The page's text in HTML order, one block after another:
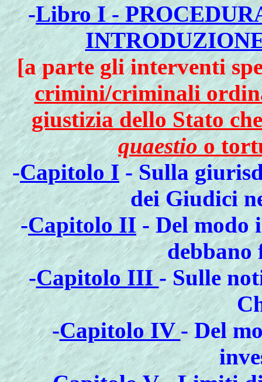
-Libro I -
[a parte gli interventi
crimini/criminali
giustizia dello Stato
quaestioo
-Capitolo I- Sulla
dei Giudici
-Capitolo II- Del modo
debbano
-Capitolo III- Sulle
-Capitolo IV- Del